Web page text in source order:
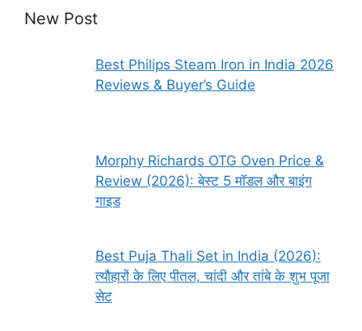
New Post
Best Philips Steam Iron in India 2026
Reviews & Buyer’s Guide
Morphy Richards OTG Oven Price &
Review (2026): बेस्ट 5 मॉडल और बाइंग
गाइड
Best Puja Thali Set in India (2026):
त्यौहारों के लिए पीतल, चांदी और तांबे के शुभ पूजा
सेट